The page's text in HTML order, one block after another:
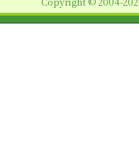
ン